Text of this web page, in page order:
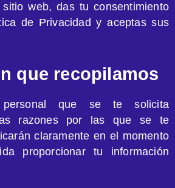
web, das tu consentimiento
de Privacidad y aceptas sus
que recopilamos
personal que se te solicita
razones por las que se te
claramente en el momento
proporcionar tu información